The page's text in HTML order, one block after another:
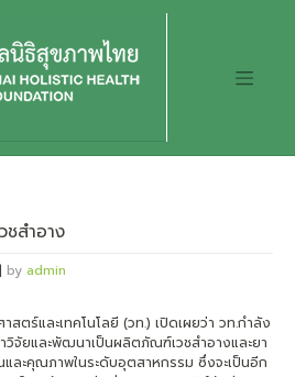
ชสำอาง
| by admin
ตร์และเทคโนโลยี (วท.) เปิดเผยว่า วท.กำลัง
วิจัยและพัฒนาเป็นผลิตภัณฑ์เวชสำอางและยา
และคุณภาพในระดับอุตสาหกรรม ซึ่งจะเป็นอีก